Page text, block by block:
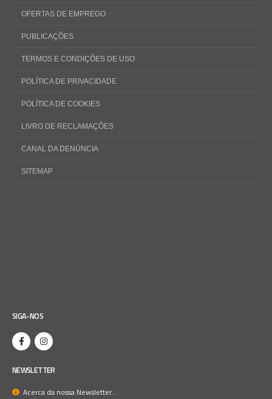
OFERTAS DE EMPREGO
PUBLICAÇÕES
TERMOS E CONDIÇÕES DE USO
POLÍTICA DE PRIVACIDADE
POLÍTICA DE COOKIES
LIVRO DE RECLAMAÇÕES
CANAL DA DENÚNCIA
SITEMAP
SIGA-NOS
NEWSLETTER
Acerca da nossa Newsletter...